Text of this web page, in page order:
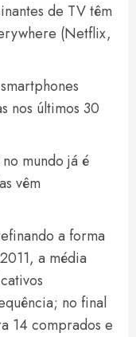
de TV têm
(Netflix,
nos últimos 30
mundo já é
vêm
a forma
a média
no final
14 comprados e